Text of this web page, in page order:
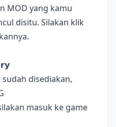
MOD yang kamu
disitu. Silakan klik
disediakan,
masuk ke game